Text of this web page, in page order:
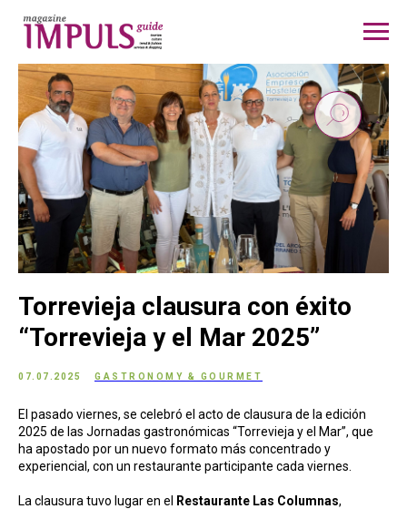
Torrevieja clausura con éxito
“Torrevieja y el Mar 2025”
07.07.2025 GASTRONOMY & GOURMET
El pasado viernes, se celebró el acto de clausura de la edición
2025 de las Jornadas gastronómicas “Torrevieja y el Mar”, que
ha apostado por un nuevo formato más concentrado y
experiencial, con un restaurante participante cada viernes.
La clausura tuvo lugar en el Restaurante Las Columnas,